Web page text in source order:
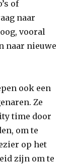
of
naar
vooral
naar nieuwe
ook een
Ze
time door
om te
op het
zijn om te